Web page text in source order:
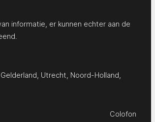
informatie, er kunnen echter aan de
Gelderland Utrecht Noord-Holland
Colofon